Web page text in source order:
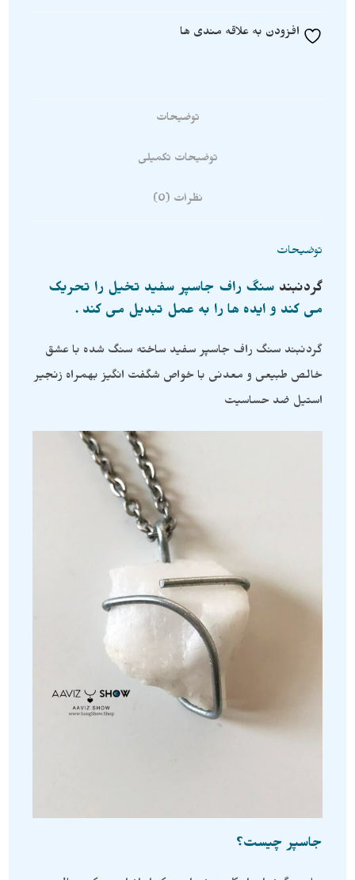
افزودن به علاقه مندی ها
توضیحات
توضیحات تکمیلی
نظرات (0)
توضیحات
گردنبند سنگ راف جاسپر سفید تخیل را تحریک
می کند و ایده ها را به عمل تبدیل می کند .
گردنبند سنگ راف جاسپر سفید ساخته سنگ شده با عشق
خالص طبیعی و معدنی با خواص شگفت انگیز بهمراه زنجیر
استیل ضد حساسیت
جاسپر چیست؟